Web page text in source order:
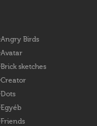
Angry Birds
Avatar
Brick sketches
Creator
Dots
Egyéb
Friends